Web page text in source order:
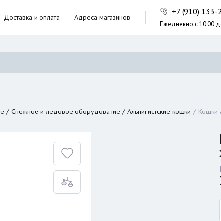
Доставка и оплата Адреса магазинов
+7 (910)
Ежедневно с 10:00
Снежное и ледовое оборудование Альпинистские кошки Кошки